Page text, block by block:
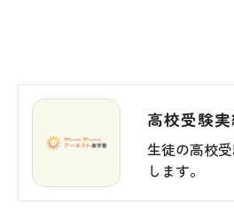
高校受験実
生徒の高校
します。